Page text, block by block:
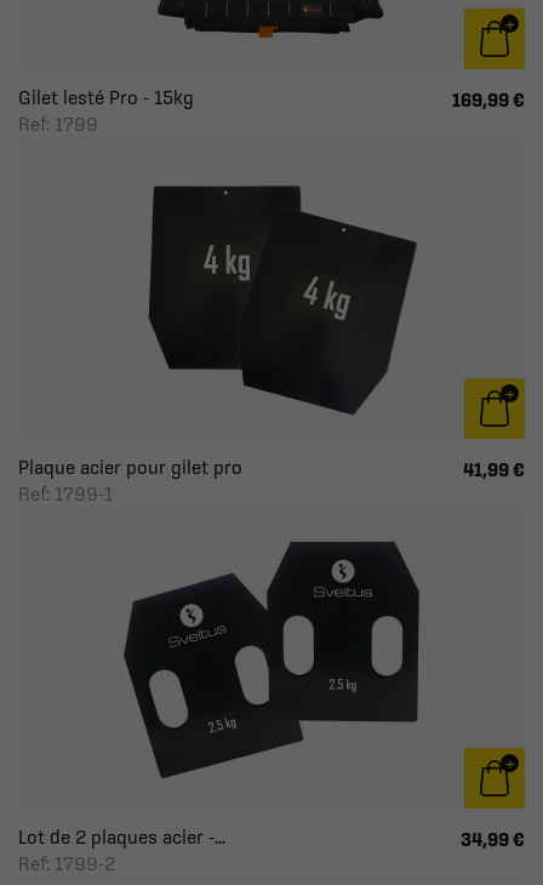
Gilet lesté Pro - 15kg
Ref: 1799
169,99 €
Plaque acier pour gilet pro
Ref: 1799-1
41,99 €
Lot de 2 plaques acier -...
Ref: 1799-2
34,99 €